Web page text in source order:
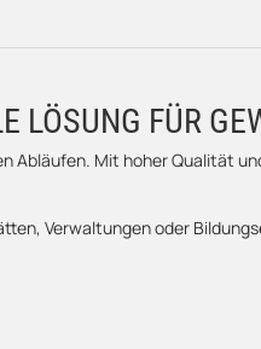
LÖSUNG FÜR
Mit hoher Qualität
Verwaltungen oder